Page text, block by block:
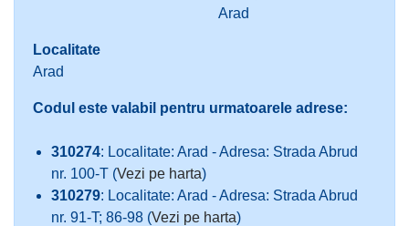
Arad
Localitate
Arad
Codul este valabil pentru urmatoarele adrese:
310274: Localitate: Arad - Adresa: Strada Abrud
nr. 100-T (Vezi pe harta)
310279: Localitate: Arad - Adresa: Strada Abrud
nr. 91-T; 86-98 (Vezi pe harta)